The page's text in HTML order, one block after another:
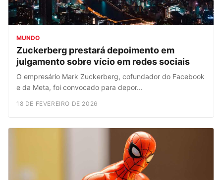
MUNDO
Zuckerberg prestará depoimento em
julgamento sobre vício em redes sociais
O empresário Mark Zuckerberg, cofundador do Facebook
e da Meta, foi convocado para depor...
18 DE FEVEREIRO DE 2026